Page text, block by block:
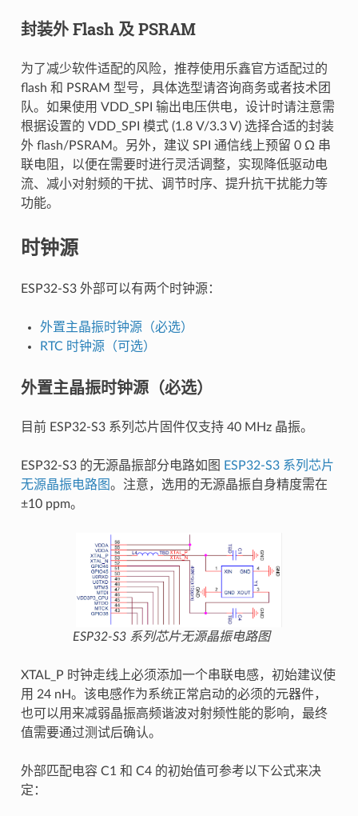
封装外 Flash 及 PSRAM
为了减少软件适配的风险，推荐使用乐鑫官方适配过的
flash 和 PSRAM 型号，具体选型请咨询商务或者技术团
队。如果使用 VDD_SPI 输出电压供电，设计时请注意需
根据设置的 VDD_SPI 模式 (1.8 V/3.3 V) 选择合适的封装
外 flash/PSRAM。另外，建议 SPI 通信线上预留 0 Ω 串
联电阻，以便在需要时进行灵活调整，实现降低驱动电
流、减小对射频的干扰、调节时序、提升抗干扰能力等
功能。
时钟源
ESP32-S3 外部可以有两个时钟源：
外置主晶振时钟源（必选）
RTC 时钟源（可选）
外置主晶振时钟源（必选）
目前 ESP32-S3 系列芯片固件仅支持 40 MHz 晶振。
ESP32-S3 的无源晶振部分电路如图
ESP32-S3 系列芯片
无源晶振电路图。注意，选用的无源晶振自身精度需在
±10 ppm。
ESP32-S3 系列芯片无源晶振电路图
XTAL_P 时钟走线上必须添加一个串联电感，初始建议使
用 24 nH。该电感作为系统正常启动的必须的元器件，
也可以用来减弱晶振高频谐波对射频性能的影响，最终
值需要通过测试后确认。
外部匹配电容 C1 和 C4 的初始值可参考以下公式来决
定：